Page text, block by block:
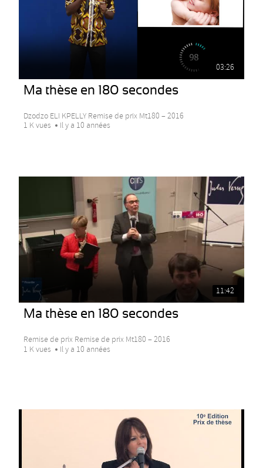
03:26
Ma thèse en 180 secondes
Dzodzo ELI KPELLY Remise de prix Mt180 – 2016
1 K vues
Il y a 10 années
11:42
Ma thèse en 180 secondes
Remise de prix Remise de prix Mt180 – 2016
1 K vues
Il y a 10 années